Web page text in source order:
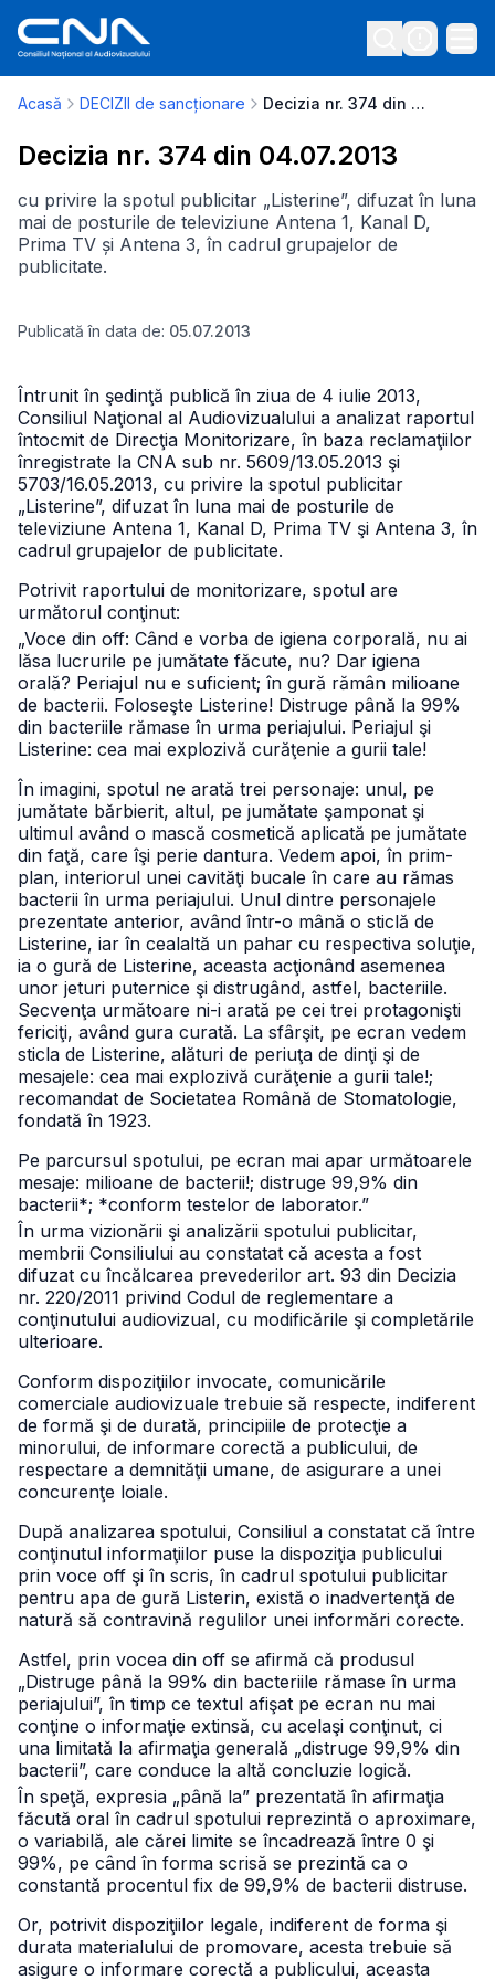
Acasă DECIZII de sancționare Decizia nr. 374 din 04.07.2013
Decizia nr. 374 din 04.07.2013
cu privire la spotul publicitar „Listerine”, difuzat în luna
mai de posturile de televiziune Antena 1, Kanal D,
Prima TV și Antena 3, în cadrul grupajelor de
publicitate.
Publicată în data de: 05.07.2013
Întrunit în şedinţă publică în ziua de 4 iulie 2013,
Consiliul Naţional al Audiovizualului a analizat raportul
întocmit de Direcţia Monitorizare, în baza reclamaţiilor
înregistrate la CNA sub nr. 5609/13.05.2013 şi
5703/16.05.2013, cu privire la spotul publicitar
„Listerine”, difuzat în luna mai de posturile de
televiziune Antena 1, Kanal D, Prima TV şi Antena 3, în
cadrul grupajelor de publicitate.
Potrivit raportului de monitorizare, spotul are
următorul conţinut:
„Voce din off: Când e vorba de igiena corporală, nu ai
lăsa lucrurile pe jumătate făcute, nu? Dar igiena
orală? Periajul nu e suficient; în gură rămân milioane
de bacterii. Foloseşte Listerine! Distruge până la 99%
din bacteriile rămase în urma periajului. Periajul şi
Listerine: cea mai explozivă curăţenie a gurii tale!
În imagini, spotul ne arată trei personaje: unul, pe
jumătate bărbierit, altul, pe jumătate şamponat şi
ultimul având o mască cosmetică aplicată pe jumătate
din faţă, care îşi perie dantura. Vedem apoi, în prim-
plan, interiorul unei cavităţi bucale în care au rămas
bacterii în urma periajului. Unul dintre personajele
prezentate anterior, având într-o mână o sticlă de
Listerine, iar în cealaltă un pahar cu respectiva soluţie,
ia o gură de Listerine, aceasta acţionând asemenea
unor jeturi puternice şi distrugând, astfel, bacteriile.
Secvenţa următoare ni-i arată pe cei trei protagonişti
fericiţi, având gura curată. La sfârşit, pe ecran vedem
sticla de Listerine, alături de periuţa de dinţi şi de
mesajele: cea mai explozivă curăţenie a gurii tale!;
recomandat de Societatea Română de Stomatologie,
fondată în 1923.
Pe parcursul spotului, pe ecran mai apar următoarele
mesaje: milioane de bacterii!; distruge 99,9% din
bacterii*; *conform testelor de laborator.”
În urma vizionării şi analizării spotului publicitar,
membrii Consiliului au constatat că acesta a fost
difuzat cu încălcarea prevederilor art. 93 din Decizia
nr. 220/2011 privind Codul de reglementare a
conţinutului audiovizual, cu modificările şi completările
ulterioare.
Conform dispoziţiilor invocate, comunicările
comerciale audiovizuale trebuie să respecte, indiferent
de formă şi de durată, principiile de protecţie a
minorului, de informare corectă a publicului, de
respectare a demnităţii umane, de asigurare a unei
concurenţe loiale.
După analizarea spotului, Consiliul a constatat că între
conţinutul informaţiilor puse la dispoziţia publicului
prin voce off şi în scris, în cadrul spotului publicitar
pentru apa de gură Listerin, există o inadvertenţă de
natură să contravină regulilor unei informări corecte.
Astfel, prin vocea din off se afirmă că produsul
„Distruge până la 99% din bacteriile rămase în urma
periajului”, în timp ce textul afişat pe ecran nu mai
conţine o informaţie extinsă, cu acelaşi conţinut, ci
una limitată la afirmaţia generală „distruge 99,9% din
bacterii”, care conduce la altă concluzie logică.
În speţă, expresia „până la” prezentată în afirmaţia
făcută oral în cadrul spotului reprezintă o aproximare,
o variabilă, ale cărei limite se încadrează între 0 şi
99%, pe când în forma scrisă se prezintă ca o
constantă procentul fix de 99,9% de bacterii distruse.
Or, potrivit dispoziţiilor legale, indiferent de forma şi
durata materialului de promovare, acesta trebuie să
asigure o informare corectă a publicului, aceasta